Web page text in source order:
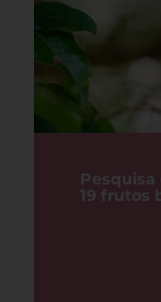
19 frutos